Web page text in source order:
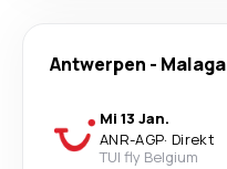
Antwerpen - Malaga
Mi 13 Jan.
ANR-AGP· Direkt
TUI fly Belgium